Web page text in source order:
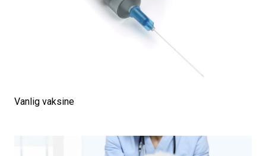
Vanlig vaksine